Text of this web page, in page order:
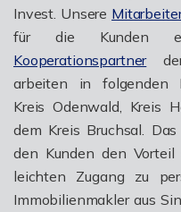
Invest. Unsere
für die Kunden
Kooperationspartnerder
arbeiten in folgenden
Kreis Odenwald, Kreis
dem Kreis Bruchsal.
den Kunden den
leichten Zugang zu
Immobilienmakler aus